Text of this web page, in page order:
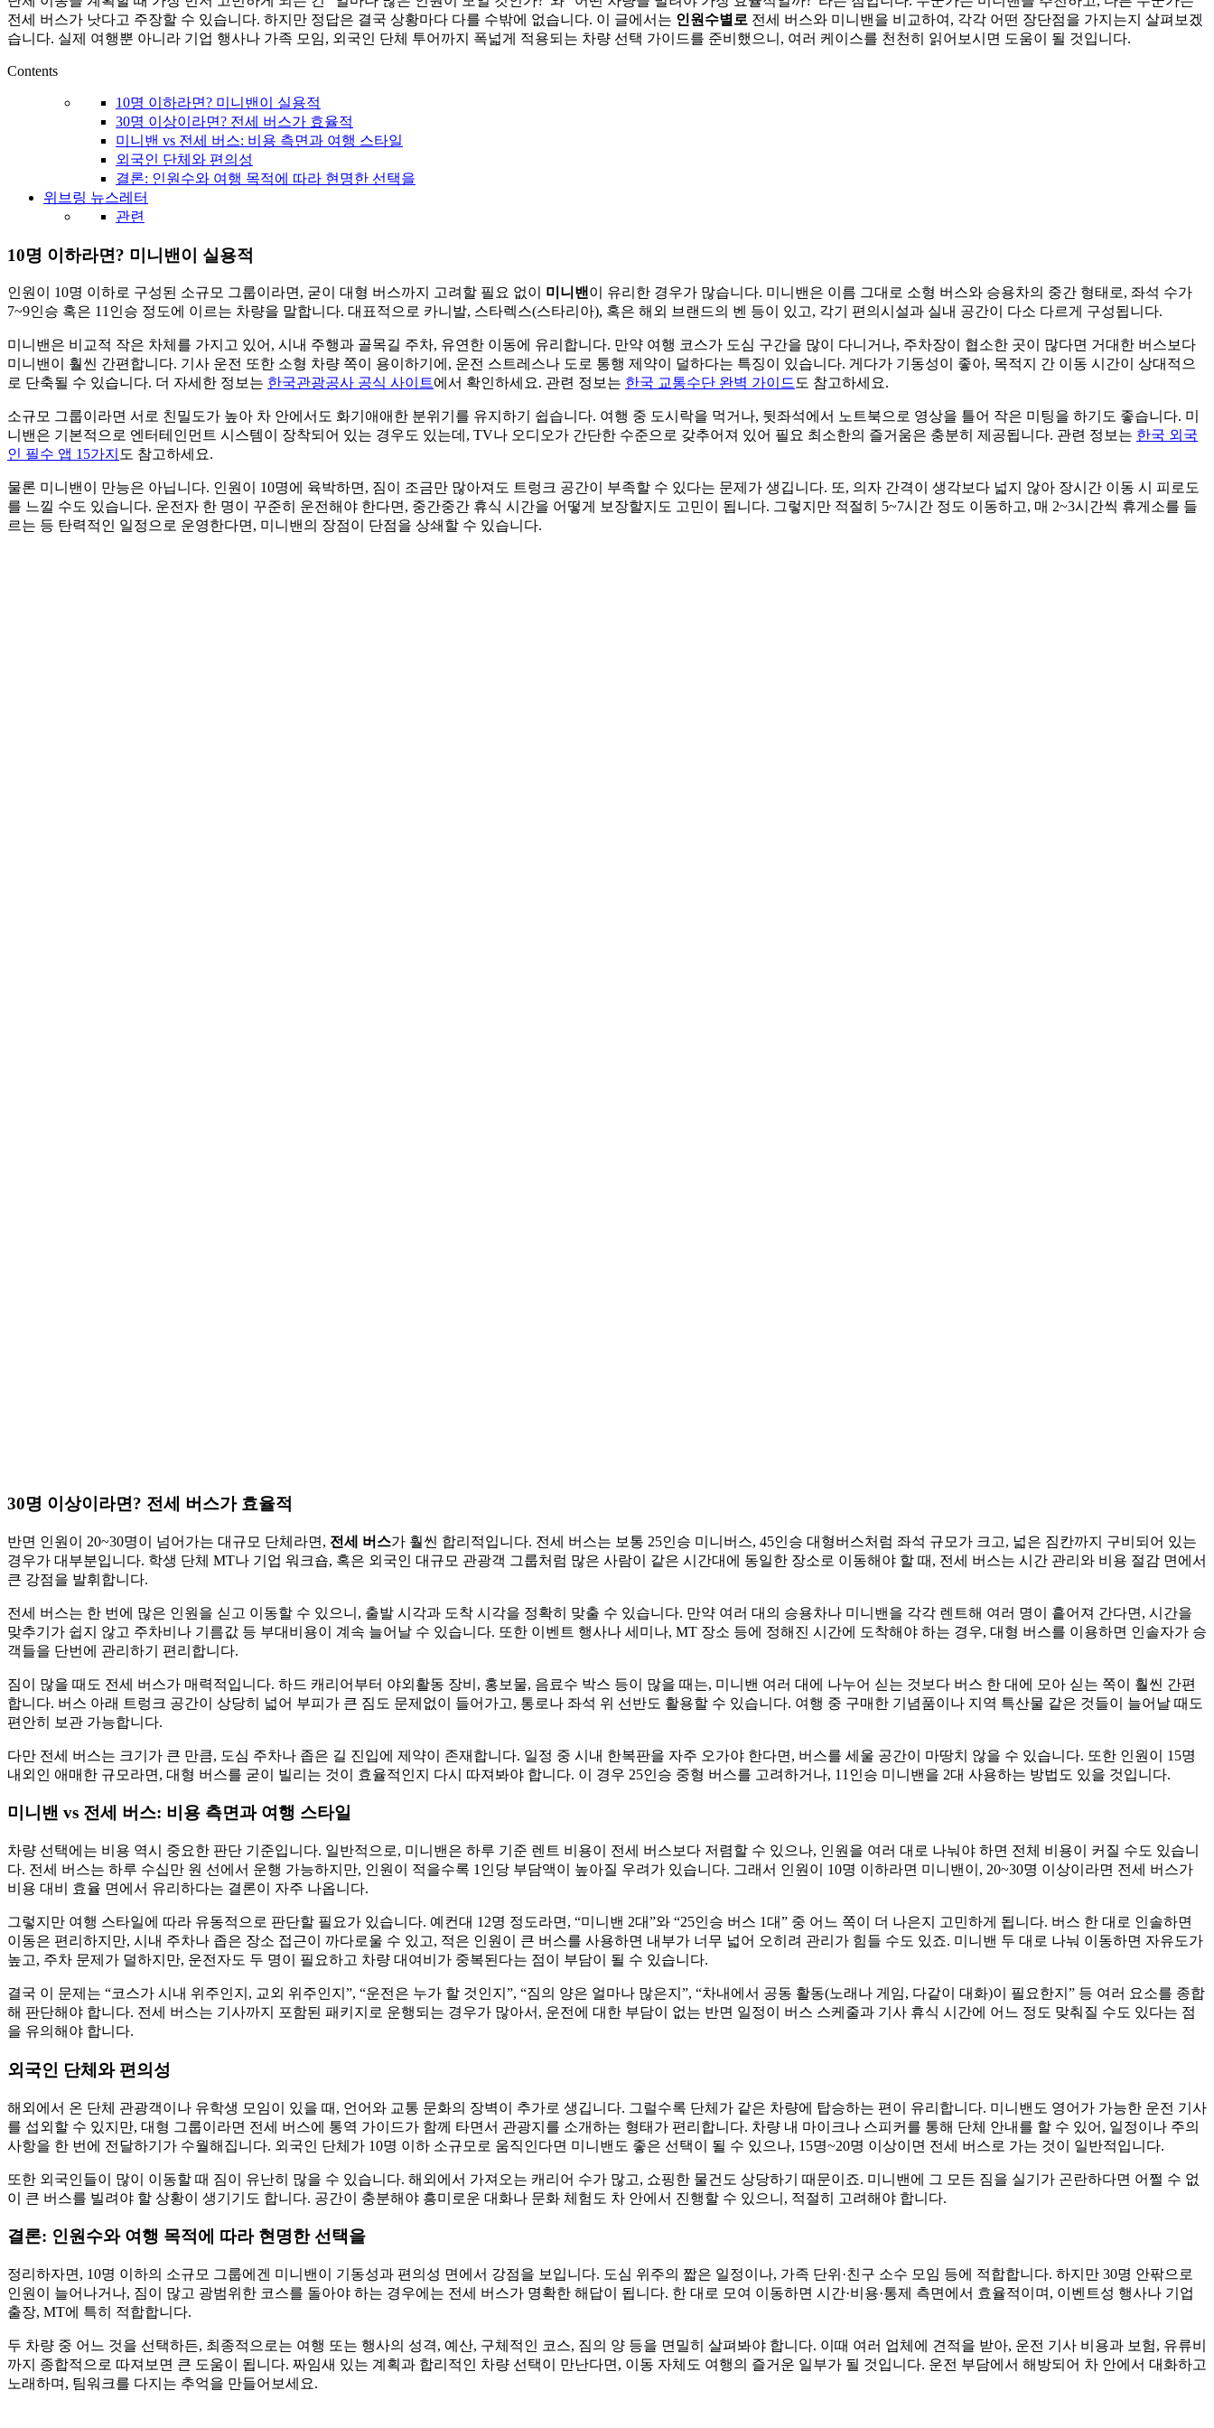
활,
WeBring
제
전세 버스가 낫다고 주장할 수 있습니다. 하지만 정답은 결국 상황마다 다를 수밖에 없습니다. 이 글에서는 인원수별로 전세 버스와 미니밴을 비교하여, 각각 어떤 장단점을 가지는지 살펴보겠
습니다. 실제 여행뿐 아니라 기업 행사나 가족 모임, 외국인 단체 투어까지 폭넓게 적용되는 차량 선택 가이드를 준비했으니, 여러 케이스를 천천히 읽어보시면 도움이 될 것입니다.
Contents
10명 이하라면? 미니밴이 실용적
30명 이상이라면? 전세 버스가 효율적
미니밴 vs 전세 버스: 비용 측면과 여행 스타일
외국인 단체와 편의성
결론: 인원수와 여행 목적에 따라 현명한 선택을
위브링 뉴스레터
관련
10명 이하라면? 미니밴이 실용적
인원이 10명 이하로 구성된 소규모 그룹이라면, 굳이 대형 버스까지 고려할 필요 없이 미니밴 이 유리한 경우가 많습니다. 미니밴은 이름 그대로 소형 버스와 승용차의 중간 형태로, 좌석 수가
7~9인승 혹은 11인승 정도에 이르는 차량을 말합니다. 대표적으로 카니발, 스타렉스(스타리아), 혹은 해외 브랜드의 벤 등이 있고, 각기 편의시설과 실내 공간이 다소 다르게 구성됩니다.
미니밴은 비교적 작은 차체를 가지고 있어, 시내 주행과 골목길 주차, 유연한 이동에 유리합니다. 만약 여행 코스가 도심 구간을 많이 다니거나, 주차장이 협소한 곳이 많다면 거대한 버스보다
미니밴이 훨씬 간편합니다. 기사 운전 또한 소형 차량 쪽이 용이하기에, 운전 스트레스나 도로 통행 제약이 덜하다는 특징이 있습니다. 게다가 기동성이 좋아, 목적지 간 이동 시간이 상대적으
로 단축될 수 있습니다. 더 자세한 정보는 한국관광공사 공식 사이트에서 확인하세요. 관련 정보는 한국 교통수단 완벽 가이드 도 참고하세요.
소규모 그룹이라면 서로 친밀도가 높아 차 안에서도 화기애애한 분위기를 유지하기 쉽습니다. 여행 중 도시락을 먹거나, 뒷좌석에서 노트북으로 영상을 틀어 작은 미팅을 하기도 좋습니다. 미
니밴은 기본적으로 엔터테인먼트 시스템이 장착되어 있는 경우도 있는데, TV나 오디오가 간단한 수준으로 갖추어져 있어 필요 최소한의 즐거움은 충분히 제공됩니다. 관련 정보는 한국 외국
인 필수 앱 15가지 도 참고하세요.
물론 미니밴이 만능은 아닙니다. 인원이 10명에 육박하면, 짐이 조금만 많아져도 트렁크 공간이 부족할 수 있다는 문제가 생깁니다. 또, 의자 간격이 생각보다 넓지 않아 장시간 이동 시 피로도
를 느낄 수도 있습니다. 운전자 한 명이 꾸준히 운전해야 한다면, 중간중간 휴식 시간을 어떻게 보장할지도 고민이 됩니다. 그렇지만 적절히 5~7시간 정도 이동하고, 매 2~3시간씩 휴게소를 들
르는 등 탄력적인 일정으로 운영한다면, 미니밴의 장점이 단점을 상쇄할 수 있습니다.
30명 이상이라면? 전세 버스가 효율적
반면 인원이 20~30명이 넘어가는 대규모 단체라면, 전세 버스가 훨씬 합리적입니다. 전세 버스는 보통 25인승 미니버스, 45인승 대형버스처럼 좌석 규모가 크고, 넓은 짐칸까지 구비되어 있는
경우가 대부분입니다. 학생 단체 MT나 기업 워크숍, 혹은 외국인 대규모 관광객 그룹처럼 많은 사람이 같은 시간대에 동일한 장소로 이동해야 할 때, 전세 버스는 시간 관리와 비용 절감 면에서
큰 강점을 발휘합니다.
전세 버스는 한 번에 많은 인원을 싣고 이동할 수 있으니, 출발 시각과 도착 시각을 정확히 맞출 수 있습니다. 만약 여러 대의 승용차나 미니밴을 각각 렌트해 여러 명이 흩어져 간다면, 시간을
맞추기가 쉽지 않고 주차비나 기름값 등 부대비용이 계속 늘어날 수 있습니다. 또한 이벤트 행사나 세미나, MT 장소 등에 정해진 시간에 도착해야 하는 경우, 대형 버스를 이용하면 인솔자가 승
객들을 단번에 관리하기 편리합니다.
짐이 많을 때도 전세 버스가 매력적입니다. 하드 캐리어부터 야외활동 장비, 홍보물, 음료수 박스 등이 많을 때는, 미니밴 여러 대에 나누어 싣는 것보다 버스 한 대에 모아 싣는 쪽이 훨씬 간편
합니다. 버스 아래 트렁크 공간이 상당히 넓어 부피가 큰 짐도 문제없이 들어가고, 통로나 좌석 위 선반도 활용할 수 있습니다. 여행 중 구매한 기념품이나 지역 특산물 같은 것들이 늘어날 때도
편안히 보관 가능합니다.
다만 전세 버스는 크기가 큰 만큼, 도심 주차나 좁은 길 진입에 제약이 존재합니다. 일정 중 시내 한복판을 자주 오가야 한다면, 버스를 세울 공간이 마땅치 않을 수 있습니다. 또한 인원이 15명
내외인 애매한 규모라면, 대형 버스를 굳이 빌리는 것이 효율적인지 다시 따져봐야 합니다. 이 경우 25인승 중형 버스를 고려하거나, 11인승 미니밴을 2대 사용하는 방법도 있을 것입니다.
미니밴 vs 전세 버스: 비용 측면과 여행 스타일
차량 선택에는 비용 역시 중요한 판단 기준입니다. 일반적으로, 미니밴은 하루 기준 렌트 비용이 전세 버스보다 저렴할 수 있으나, 인원을 여러 대로 나눠야 하면 전체 비용이 커질 수도 있습니
다. 전세 버스는 하루 수십만 원 선에서 운행 가능하지만, 인원이 적을수록 1인당 부담액이 높아질 우려가 있습니다. 그래서 인원이 10명 이하라면 미니밴이, 20~30명 이상이라면 전세 버스가
비용 대비 효율 면에서 유리하다는 결론이 자주 나옵니다.
그렇지만 여행 스타일에 따라 유동적으로 판단할 필요가 있습니다. 예컨대 12명 정도라면, “미니밴 2대”와 “25인승 버스 1대” 중 어느 쪽이 더 나은지 고민하게 됩니다. 버스 한 대로 인솔하면
이동은 편리하지만, 시내 주차나 좁은 장소 접근이 까다로울 수 있고, 적은 인원이 큰 버스를 사용하면 내부가 너무 넓어 오히려 관리가 힘들 수도 있죠. 미니밴 두 대로 나눠 이동하면 자유도가
높고, 주차 문제가 덜하지만, 운전자도 두 명이 필요하고 차량 대여비가 중복된다는 점이 부담이 될 수 있습니다.
결국 이 문제는 “코스가 시내 위주인지, 교외 위주인지”, “운전은 누가 할 것인지”, “짐의 양은 얼마나 많은지”, “차내에서 공동 활동(노래나 게임, 다같이 대화)이 필요한지” 등 여러 요소를 종합
해 판단해야 합니다. 전세 버스는 기사까지 포함된 패키지로 운행되는 경우가 많아서, 운전에 대한 부담이 없는 반면 일정이 버스 스케줄과 기사 휴식 시간에 어느 정도 맞춰질 수도 있다는 점
을 유의해야 합니다.
외국인 단체와 편의성
해외에서 온 단체 관광객이나 유학생 모임이 있을 때, 언어와 교통 문화의 장벽이 추가로 생깁니다. 그럴수록 단체가 같은 차량에 탑승하는 편이 유리합니다. 미니밴도 영어가 가능한 운전 기사
를 섭외할 수 있지만, 대형 그룹이라면 전세 버스에 통역 가이드가 함께 타면서 관광지를 소개하는 형태가 편리합니다. 차량 내 마이크나 스피커를 통해 단체 안내를 할 수 있어, 일정이나 주의
사항을 한 번에 전달하기가 수월해집니다. 외국인 단체가 10명 이하 소규모로 움직인다면 미니밴도 좋은 선택이 될 수 있으나, 15명~20명 이상이면 전세 버스로 가는 것이 일반적입니다.
또한 외국인들이 많이 이동할 때 짐이 유난히 많을 수 있습니다. 해외에서 가져오는 캐리어 수가 많고, 쇼핑한 물건도 상당하기 때문이죠. 미니밴에 그 모든 짐을 실기가 곤란하다면 어쩔 수 없
이 큰 버스를 빌려야 할 상황이 생기기도 합니다. 공간이 충분해야 흥미로운 대화나 문화 체험도 차 안에서 진행할 수 있으니, 적절히 고려해야 합니다.
결론: 인원수와 여행 목적에 따라 현명한 선택을
정리하자면, 10명 이하의 소규모 그룹에겐 미니밴이 기동성과 편의성 면에서 강점을 보입니다. 도심 위주의 짧은 일정이나, 가족 단위·친구 소수 모임 등에 적합합니다. 하지만 30명 안팎으로
인원이 늘어나거나, 짐이 많고 광범위한 코스를 돌아야 하는 경우에는 전세 버스가 명확한 해답이 됩니다. 한 대로 모여 이동하면 시간·비용·통제 측면에서 효율적이며, 이벤트성 행사나 기업
출장, MT에 특히 적합합니다.
두 차량 중 어느 것을 선택하든, 최종적으로는 여행 또는 행사의 성격, 예산, 구체적인 코스, 짐의 양 등을 면밀히 살펴봐야 합니다. 이때 여러 업체에 견적을 받아, 운전 기사 비용과 보험, 유류비
까지 종합적으로 따져보면 큰 도움이 됩니다. 짜임새 있는 계획과 합리적인 차량 선택이 만난다면, 이동 자체도 여행의 즐거운 일부가 될 것입니다. 운전 부담에서 해방되어 차 안에서 대화하고
노래하며, 팀워크를 다지는 추억을 만들어보세요.